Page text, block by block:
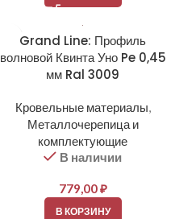
Grand Line: Профиль
волновой Квинта Уно Pe 0,45
мм Ral 3009
Кровельные материалы,
Металлочерепица и
комплектующие
В наличии
779,00₽
В КОРЗИНУ